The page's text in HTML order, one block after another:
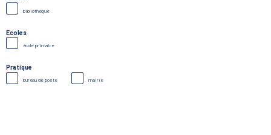
bibliothèque
Ecoles
école primaire
Pratique
bureau de poste mairie